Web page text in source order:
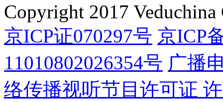
Copyright 2017
京ICP证070297号 京ICP
11010802026354号 广播
络传播视听节目许可证